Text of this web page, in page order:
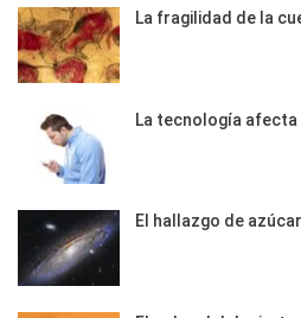
La fragilidad de la
La tecnología
El hallazgo de